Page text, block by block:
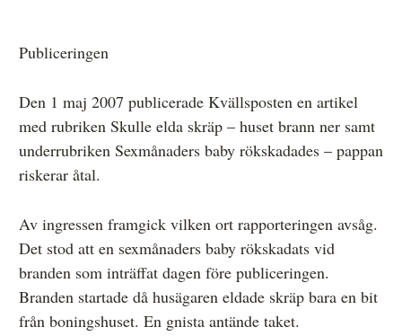
Fyll i din anmälan
Regler för medier i processen hos MO
Här är medierna som MO kan pröva
Hela listan över frivilligt anslutna medier
Skillnaden mellan Granskningsnämnden och MO
Övrigt
Publiceringen
Den 1 maj 2007 publicerade Kvällsposten en artikel
med rubriken Skulle elda skräp – huset brann ner samt
underrubriken Sexmånaders baby rökskadades – pappan
riskerar åtal.
Av ingressen framgick vilken ort rapporteringen avsåg.
Det stod att en sexmånaders baby rökskadats vid
branden som inträffat dagen före publiceringen.
Branden startade då husägaren eldade skräp bara en bit
från boningshuset. En gnista antände taket.